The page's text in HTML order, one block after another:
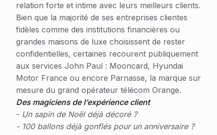
relation forte et intime avec leurs meilleurs clients.
Bien que la majorité de ses entreprises clientes
fidèles comme des institutions financières ou
grandes maisons de luxe choisissent de rester
confidentielles, certaines recourent publiquement
aux services John Paul : Mooncard, Hyundai
Motor France ou encore Parnasse, la marque sur
mesure du grand opérateur télécom Orange.
Des magiciens de l’expérience client
- Un sapin de Noël déjà décoré ?
- 100 ballons déjà gonflés pour un anniversaire ?